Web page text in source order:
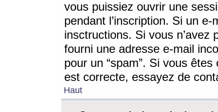
vous puissiez ouvrir une
pendant l’inscription. Si un
insctructions. Si vous n’avez
fourni une adresse e-mail
pour un “spam”. Si vous
est correcte, essayez de
Haut